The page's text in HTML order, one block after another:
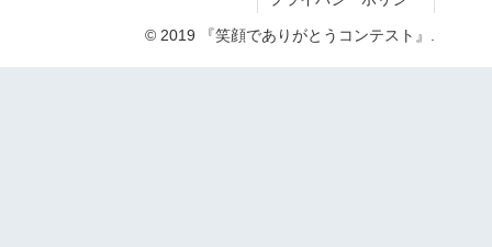
© 2019 『笑顔でありがとうコンテスト』.